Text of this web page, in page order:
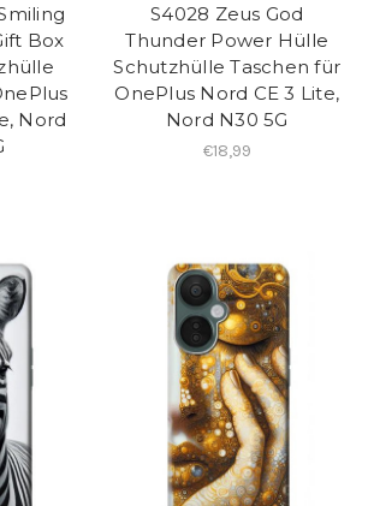
Box
Nord
S4028 Zeus God
Thunder Power Hülle
Schutzhülle Taschen für
OnePlus Nord CE 3 Lite,
Nord N30 5G
€18,99